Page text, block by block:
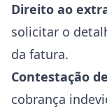
Direito ao
solicitar o
da fatura.
Contestação
cobrança